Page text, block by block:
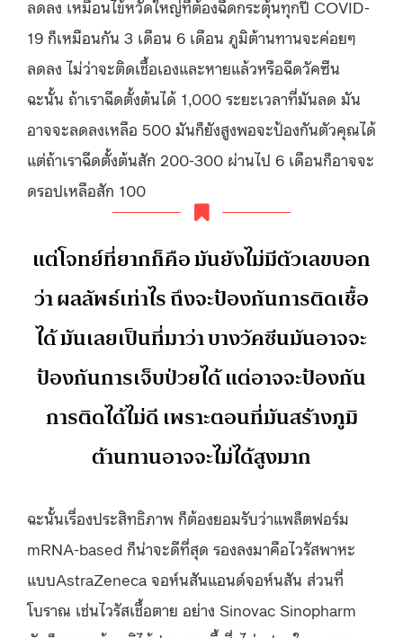
ลดลง เหมือนไข้หวัดใหญ่ที่ต้องฉีดกระตุ้นทุกปี COVID-
19 ก็เหมือนกัน 3 เดือน 6 เดือน ภูมิต้านทานจะค่อยๆ
ลดลง ไม่ว่าจะติดเชื้อเองและหายแล้วหรือฉีดวัคซีน
ฉะนั้น ถ้าเราฉีดตั้งต้นได้ 1,000 ระยะเวลาที่มันลด มัน
อาจจะลดลงเหลือ 500 มันก็ยังสูงพอจะป้องกันตัวคุณได้
แต่ถ้าเราฉีดตั้งต้นสัก 200-300 ผ่านไป 6 เดือนก็อาจจะ
ดรอปเหลือสัก 100
แต่โจทย์ที่ยากก็คือ มันยังไม่มีตัวเลขบอก
ว่า ผลลัพธ์เท่าไร ถึงจะป้องกันการติดเชื้อ
ได้ มันเลยเป็นที่มาว่า บางวัคซีนมันอาจจะ
ป้องกันการเจ็บป่วยได้ แต่อาจจะป้องกัน
การติดได้ไม่ดี เพราะตอนที่มันสร้างภูมิ
ต้านทานอาจจะไม่ได้สูงมาก
ฉะนั้นเรื่องประสิทธิภาพ ก็ต้องยอมรับว่าแพล็ตฟอร์ม
mRNA-based ก็น่าจะดีที่สุด รองลงมาคือไวรัสพาหะ
แบบAstraZeneca จอห์นสันแอนด์จอห์นสัน ส่วนที่
โบราณ เช่นไวรัสเชื้อตาย อย่าง Sinovac Sinopharm